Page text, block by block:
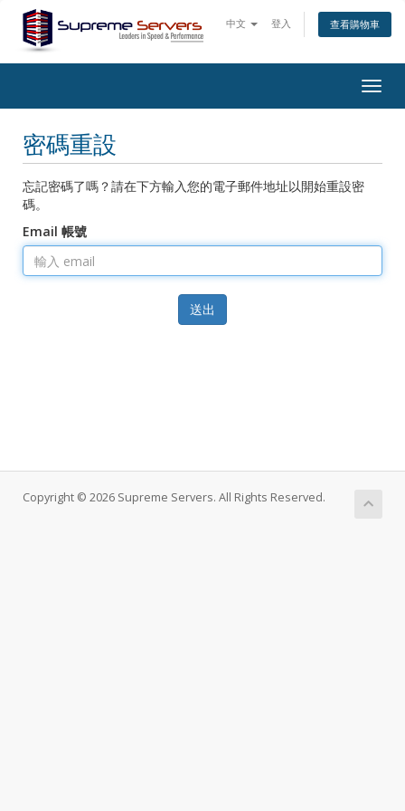
中文 登入 查看購物車
密碼重設
忘記密碼了嗎？請在下方輸入您的電子郵件地址以開始重設密
碼。
Email 帳號
送出
Copyright © 2026 Supreme Servers. All Rights Reserved.